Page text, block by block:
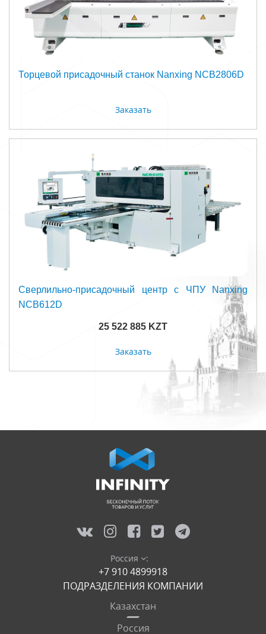
Торцевой присадочный станок Nanxing NCB2806D
Заказать
Сверлильно-присадочный центр с ЧПУ Nanxing
NCB612D
25 522 885 KZT
Заказать
Россия :
+7 910 4899918
ПОДРАЗДЕЛЕНИЯ КОМПАНИИ
Казахстан
Россия